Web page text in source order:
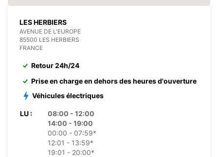
LES HERBIERS
AVENUE DE L'EUROPE
85500 LES HERBIERS
FRANCE
Retour 24h/24
Prise en charge en dehors des heures d'ouverture
Véhicules électriques
LU :
08:00 - 12:00
14:00 - 19:00
00:00 - 07:59*
12:01 - 13:59*
19:01 - 20:00*